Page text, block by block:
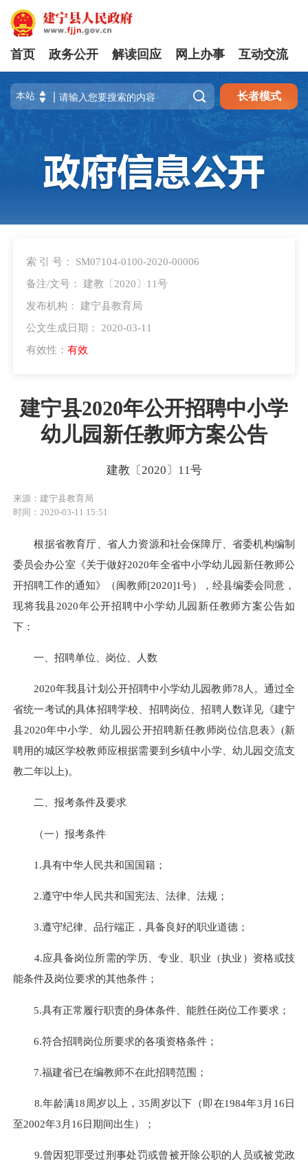
首页 政务公开 解读回应 网上办事 互动交流
 长者模式
索 引 号： SM07104-0100-2020-00006
备注/文号： 建教〔2020〕11号
发布机构： 建宁县教育局
公文生成日期： 2020-03-11
有效性： 有效
建宁县2020年公开招聘中小学
幼儿园新任教师方案公告
建教〔2020〕11号
来源：建宁县教育局
时间：2020-03-11 15:51
根据省教育厅、省人力资源和社会保障厅、省委机构编制
委员会办公室《关于做好2020年全省中小学幼儿园新任教师公
开招聘工作的通知》（闽教师[2020]1号）
，经县编委会同意，
现将我县2020年公开招聘中小学幼儿园新任教师方案公告如
下：
一、招聘单位、岗位、人数
2020年我县计划公开招聘中小学幼儿园教师78 人。通过全
省统一考试的具体招聘学校、招聘岗位、招聘人数详见 《建宁
县2020年中小学、幼儿园公开招聘新任教师岗位信息表》 (新
聘用的城区学校教师应根据需要到乡镇中小学、幼儿园交流支
教二年以上)。
二、报考条件及要求
（一）报考条件
1.具有中华人民共和国国籍 ；
2.遵守中华人民共和国宪法、法律、法规；
3.遵守纪律、品行端正，具备良好的职业道德；
4.应具备岗位所需的学历、专业、职业（执业）资格或技
能条件及岗位要求的其他条件；
5.具有正常履行职责的身体条件、能胜任岗位工作要求；
6.符合招聘岗位所要求的各项资格条件；
7.福建省已在编教师不在此招聘范围；
8.年龄满18 周岁以上， 35周岁以下（即在1984年3 月 16日
至2002年3 月 16日期间出生）；
9.曾因犯罪受过刑事处罚或曾被开除公职的人员或被党政